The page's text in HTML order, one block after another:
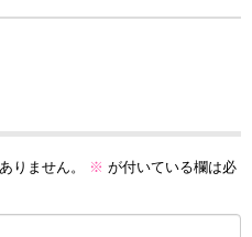
りません。 ※ が付いている欄は必